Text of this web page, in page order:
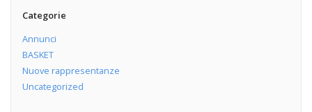
Categorie
Annunci
BASKET
Nuove rappresentanze
Uncategorized